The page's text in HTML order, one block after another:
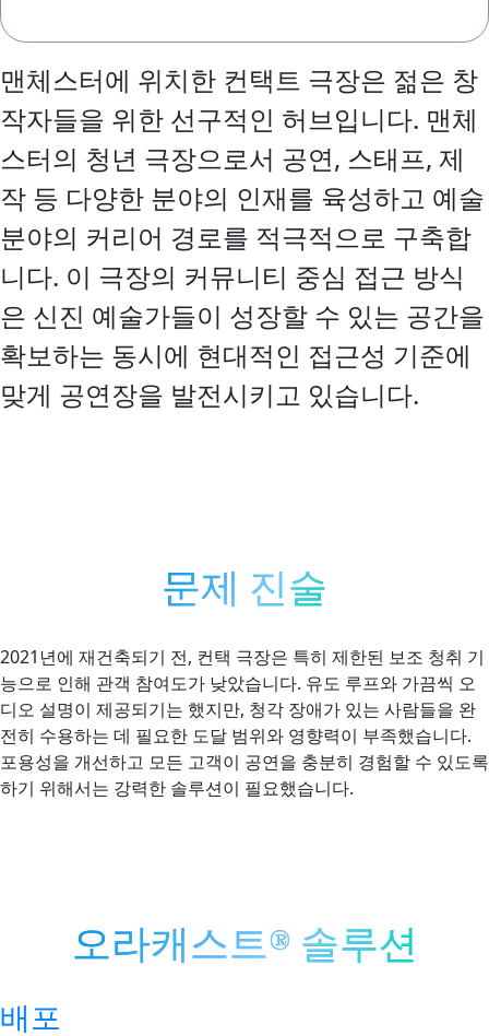
맨체스터에 위치한 컨택트 극장은 젊은 창
작자들을 위한 선구적인 허브입니다. 맨체
스터의 청년 극장으로서 공연, 스태프, 제
작 등 다양한 분야의 인재를 육성하고 예술
분야의 커리어 경로를 적극적으로 구축합
니다. 이 극장의 커뮤니티 중심 접근 방식
은 신진 예술가들이 성장할 수 있는 공간을
확보하는 동시에 현대적인 접근성 기준에
맞게 공연장을 발전시키고 있습니다.
문제 진술
2021년에 재건축되기 전, 컨택 극장은 특히 제한된 보조 청취 기
능으로 인해 관객 참여도가 낮았습니다. 유도 루프와 가끔씩 오
디오 설명이 제공되기는 했지만, 청각 장애가 있는 사람들을 완
전히 수용하는 데 필요한 도달 범위와 영향력이 부족했습니다.
포용성을 개선하고 모든 고객이 공연을 충분히 경험할 수 있도록
하기 위해서는 강력한 솔루션이 필요했습니다.
오라캐스트® 솔루션
배포